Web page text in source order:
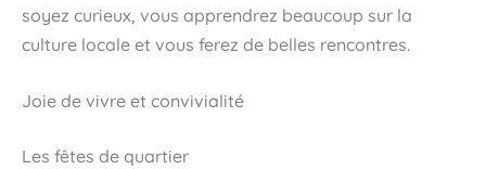
soyez curieux, vous apprendrez beaucoup sur la
culture locale et vous ferez de belles rencontres.
Joie de vivre et convivialité
Les fêtes de quartier